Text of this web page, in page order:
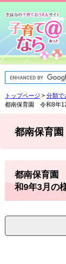
ー
の
頭
で
ニ
ー
飛
ば
本
文
o
g
l
トップページ > 分類で
都南保育園 令和8年
都南保育園
本
都南保育園
和9年3月の